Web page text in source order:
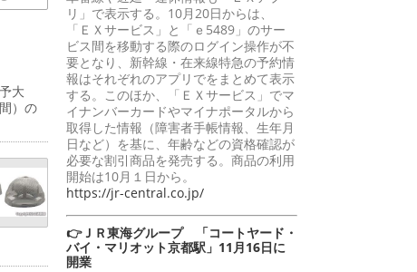
大
）の
リ」で表示する。10月20日からは、
「ＥＸサービス」と「ｅ5489」のサー
ビス間を移動する際のログイン操作が不
要となり、新幹線・在来線特急の予約情
報はそれぞれのアプリでをまとめて表示
する。このほか、「ＥＸサービス」でマ
イナンバーカードやマイナポータルから
取得した情報（障害者手帳情報、生年月
日など）を基に、年齢などの資格確認が
必要な割引商品を発売する。商品の利用
開始は10月１日から。
https://jr-central.co.jp/
👉ＪＲ東海グループ 「コートヤード・
バイ・マリオット京都駅」11月16日に
開業